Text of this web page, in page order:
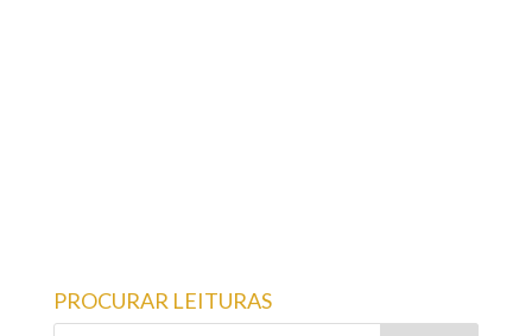
PROCURAR LEITURAS